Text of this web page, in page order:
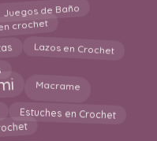
Juegos de Baño
crochet
Lazos en Crochet
Macrame
Estuches en Crochet